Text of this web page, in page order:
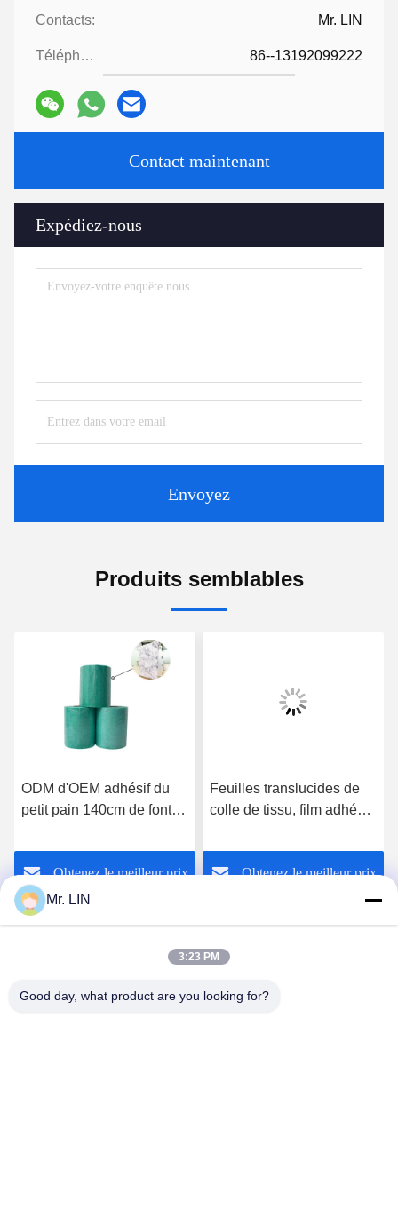
Contacts: Mr. LIN
Téléphone: 86--13192099222
Contact maintenant
Expédiez-nous
Envoyez
Produits semblables
ODM d'OEM adhésif du
petit pain 140cm de fonte
colle de tissu chaud de
film pour coller la caisse
d'Ipad
Obtenez le meilleur prix
Feuilles translucides de
colle de tissu, film adhésif
crochet magique
Obtenez le meilleur prix
Guangdong Jinhonghai New Material
Mr. LIN
3:23 PM
Good day, what product are you looking for?